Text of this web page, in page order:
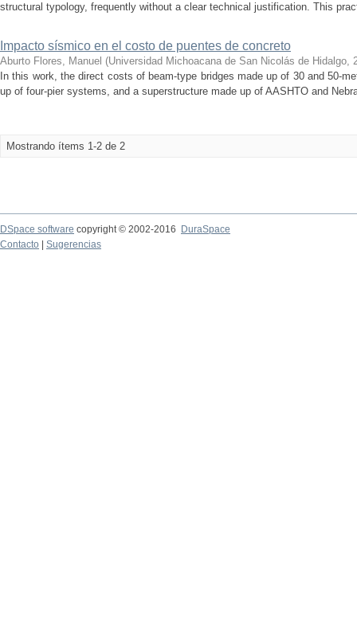
structural typology, frequently without a clear technical justification. This
Impacto sísmico en el costo de puentes de concreto
Aburto Flores, Manuel (Universidad Michoacana de San Nicolás de Hidalgo,
In this work, the direct costs of beam-type bridges made up of 30 and 50-
up of four-pier systems, and a superstructure made up of AASHTO and
Mostrando ítems 1-2 de 2
DSpace software copyright © 2002-2016
DuraSpace
Contacto
Sugerencias